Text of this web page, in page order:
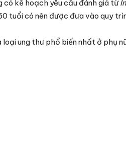
có kế hoạch yêu cầu đánh giá từ
tuổi có nên được đưa vào quy
loại ung thư phổ biến nhất ở phụ